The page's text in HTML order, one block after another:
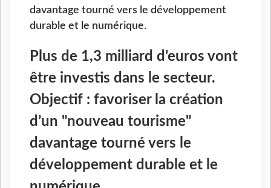
davantage tourné vers le développement
durable et le numérique.
Plus de 1,3 milliard d’euros vont
être investis dans le secteur.
Objectif : favoriser la création
d’un "nouveau tourisme"
davantage tourné vers le
développement durable et le